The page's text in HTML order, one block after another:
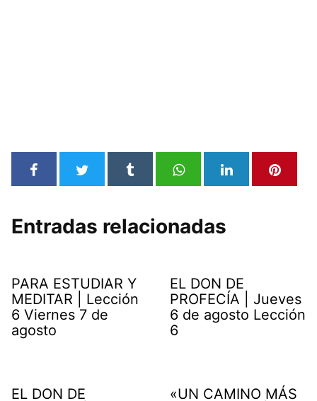
Entradas relacionadas
PARA ESTUDIAR Y
MEDITAR | Lección
6 Viernes 7 de
agosto
EL DON DE
PROFECÍA | Jueves
6 de agosto Lección
6
EL DON DE
«UN CAMINO MÁS